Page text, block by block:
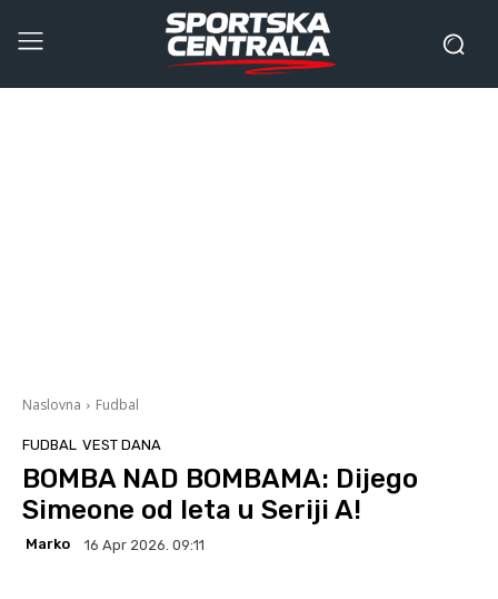
Naslovna Fudbal
FUDBAL VEST DANA
BOMBA NAD BOMBAMA: Dijego
Simeone od leta u Seriji A!
Marko 16 Apr 2026. 09:11